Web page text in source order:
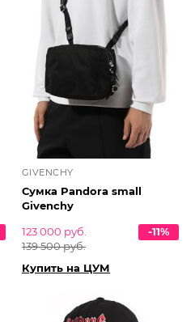
GIVENCHY
Сумка Pandora small
Givenchy
123 000 руб.
139 500 руб.
-11%
Купить на ЦУМ